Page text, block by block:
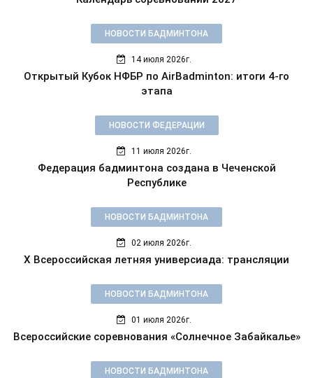
НОВОСТИ БАДМИНТОНА
14 июля 2026г.
Открытый Кубок НФБР по AirBadminton: итоги 4-го
этапа
НОВОСТИ ФЕДЕРАЦИИ
11 июля 2026г.
Федерация бадминтона создана в Чеченской
Республике
НОВОСТИ БАДМИНТОНА
02 июля 2026г.
X Всероссийская летняя универсиада: трансляции
НОВОСТИ БАДМИНТОНА
01 июля 2026г.
Всероссийские соревнования «Солнечное Забайкалье»
НОВОСТИ БАДМИНТОНА